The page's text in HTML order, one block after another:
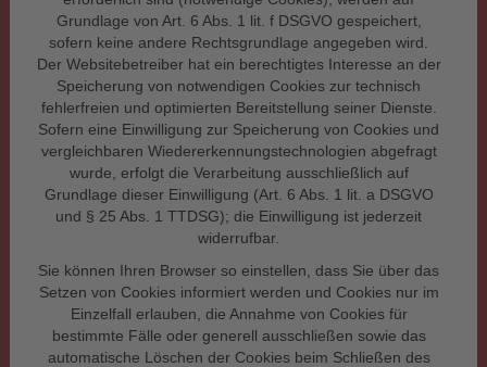
Grundlage von Art. 6 Abs. 1 lit. f DSGVO gespeichert,
sofern keine andere Rechtsgrundlage angegeben wird.
Der Websitebetreiber hat ein berechtigtes Interesse an der
Speicherung von notwendigen Cookies zur technisch
fehlerfreien und optimierten Bereitstellung seiner Dienste.
Sofern eine Einwilligung zur Speicherung von Cookies und
vergleichbaren Wiedererkennungstechnologien abgefragt
wurde, erfolgt die Verarbeitung ausschließlich auf
Grundlage dieser Einwilligung (Art. 6 Abs. 1 lit. a DSGVO
und § 25 Abs. 1 TTDSG); die Einwilligung ist jederzeit
widerrufbar.
Sie können Ihren Browser so einstellen, dass Sie über das
Setzen von Cookies informiert werden und Cookies nur im
Einzelfall erlauben, die Annahme von Cookies für
bestimmte Fälle oder generell ausschließen sowie das
automatische Löschen der Cookies beim Schließen des